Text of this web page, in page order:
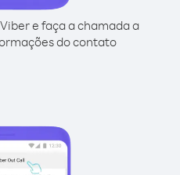
e faça a chamada a
do contato